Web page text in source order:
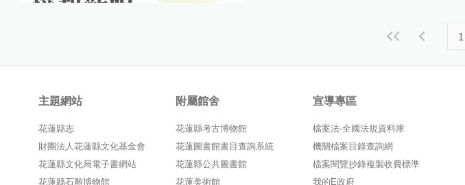
1
主題網站
花蓮縣志
財團法人花蓮縣文化基金會
花蓮縣文化局電子書網站
花蓮縣石雕博物館
附屬館舍
花蓮縣考古博物館
花蓮圖書館書目查詢系統
花蓮縣公共圖書館
花蓮美術館
宣導專區
檔案法-全國法規資料庫
機關檔案目錄查詢網
檔案閱覽抄錄複製收費標準
我的E政府